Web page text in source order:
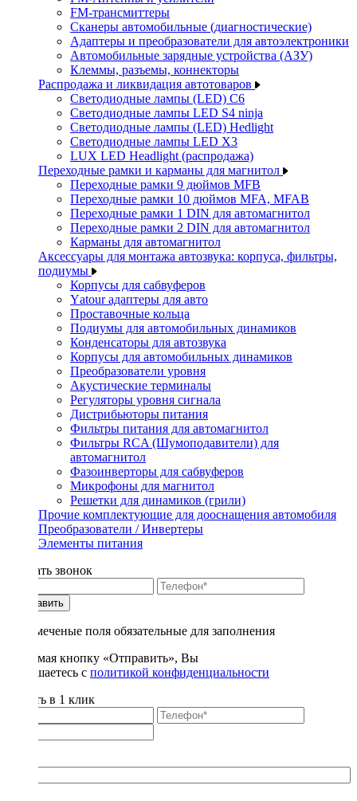
FM-трансмиттеры
Сканеры автомобильные (диагностические)
Адаптеры и преобразователи для автоэлектроники
Автомобильные зарядные устройства (АЗУ)
Клеммы, разъемы, коннекторы
Распродажа и ликвидация автотоваров
Светодиодные лампы (LED) C6
Светодиодные лампы LED S4 ninja
Светодиодные лампы (LED) Hedlight
Светодиодные лампы LED X3
LUX LED Headlight (распродажа)
Переходные рамки и карманы для магнитол
Переходные рамки 9 дюймов MFB
Переходные рамки 10 дюймов MFA, MFAB
Переходные рамки 1 DIN для автомагнитол
Переходные рамки 2 DIN для автомагнитол
Карманы для автомагнитол
Аксессуары для монтажа автозвука: корпуса, фильтры,
подиумы
Корпусы для сабвуферов
Yаtour адаптеры для авто
Проставочные кольца
Подиумы для автомобильных динамиков
Конденсаторы для автозвука
Корпусы для автомобильных динамиков
Преобразователи уровня
Акустические терминалы
Регуляторы уровня сигнала
Дистрибьюторы питания
Фильтры питания для автомагнитол
Фильтры RCA (Шумоподавители) для
автомагнитол
Фазоинверторы для сабвуферов
Микрофоны для магнитол
Решетки для динамиков (грили)
Прочие комплектующие для дооснащения автомобиля
Преобразователи / Инвертеры
Элементы питания
Заказать звонок
Отправить
* - отмеченые поля обязательные для заполнения
Нажимая кнопку «Отправить», Вы
соглашаетесь с политикой конфиденциальности
Купить в 1 клик